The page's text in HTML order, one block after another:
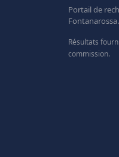
Portail de
Fontanarossa.
Résultats
commission.